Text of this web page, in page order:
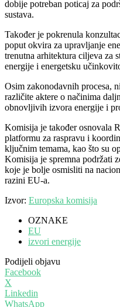
dobije potreban poticaj za
sustava.
Također je pokrenula
poput okvira za upravljanje
trenutna arhitektura ciljeva za
energije i energetsku
Osim zakonodavnih procesa,
različite aktere o načinima
obnovljivih izvora energije i
Komisija je također osnovala
platformu za raspravu i
ključnim temama, kao što su
Komisija je spremna podržati
koje je bolje osmisliti na
razini EU-a.
Izvor: Europska komisija
OZNAKE
EU
izvori energije
Podijeli objavu
Facebook
X
Linkedin
WhatsApp